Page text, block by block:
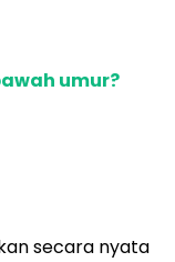
umur?
secara nyata